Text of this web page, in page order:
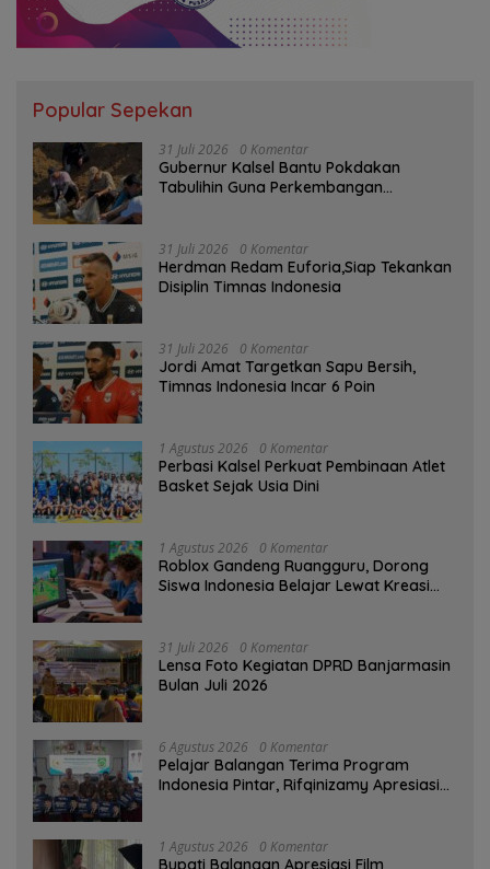
Popular Sepekan
31 Juli 2026 0 Komentar
Gubernur Kalsel Bantu Pokdakan
Tabulihin Guna Perkembangan
31 Juli 2026 0 Komentar
Herdman Redam Euforia,Siap Tekankan
Disiplin Timnas Indonesia
31 Juli 2026 0 Komentar
Jordi Amat Targetkan Sapu Bersih,
Timnas Indonesia Incar 6 Poin
1 Agustus 2026 0 Komentar
Perbasi Kalsel Perkuat Pembinaan Atlet
Basket Sejak Usia Dini
1 Agustus 2026 0 Komentar
Roblox Gandeng Ruangguru, Dorong
Siswa Indonesia Belajar Lewat Kreasi
31 Juli 2026 0 Komentar
Lensa Foto Kegiatan DPRD Banjarmasin
Bulan Juli 2026
6 Agustus 2026 0 Komentar
Pelajar Balangan Terima Program
Indonesia Pintar, Rifqinizamy Apresiasi
1 Agustus 2026 0 Komentar
Bupati Balangan Apresiasi Film